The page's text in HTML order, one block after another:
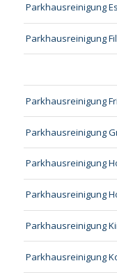
Parkhausreinigung
Parkhausreinigung
Parkhausreinigung
Parkhausreinigung
Parkhausreinigung
Parkhausreinigung
Parkhausreinigung
Parkhausreinigung